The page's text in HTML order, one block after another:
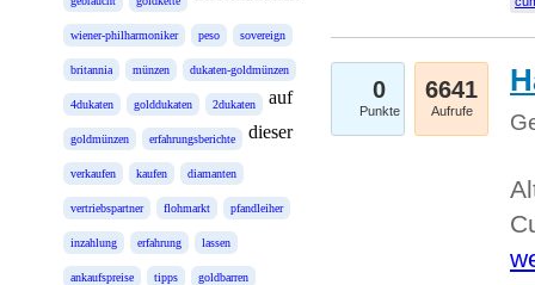
wiener-philharmoniker peso sovereign
britannia münzen dukaten-goldmünzen
4dukaten golddukaten 2dukaten
goldmünzen erfahrungsberichte
verkaufen kaufen diamanten
vertriebspartner flohmarkt pfandleiher
inzahlung erfahrung lassen
ankaufspreise tipps goldbarren
auf
dieser
0
Punkte
6641
Aufrufe